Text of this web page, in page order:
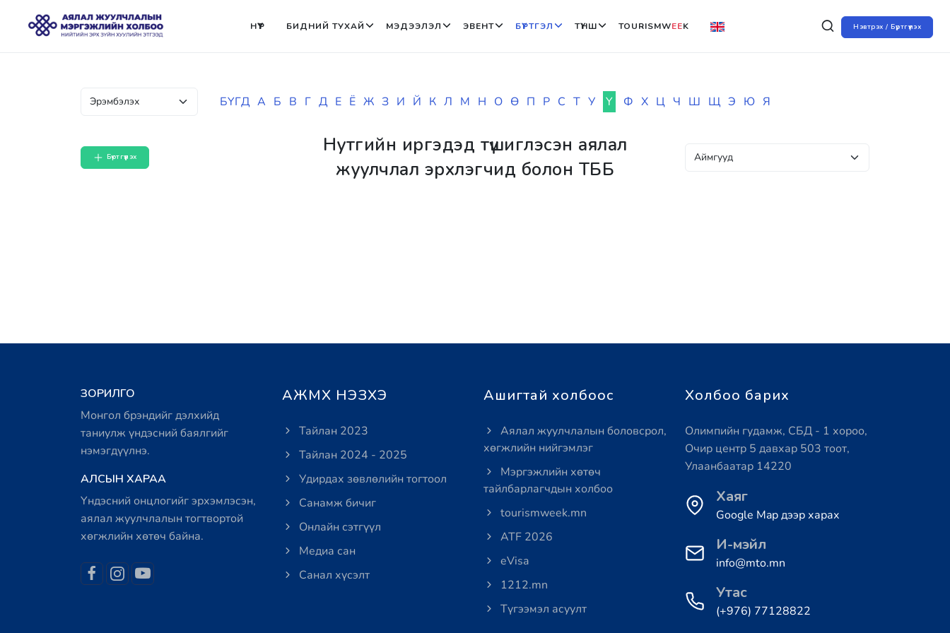
Нэвтрэх / Бүртгүүлэх
НҮҮР БИДНИЙ ТУХАЙ МЭДЭЭЛЭЛ ЭВЕНТ БҮРТГЭЛ ТҮНШ TOURISMWEEK
БҮГД А Б В Г Д Е Ё Ж З И Й К Л М Н О Ө П Р С Т У Ү Ф Х Ц Ч Ш Щ Э Ю Я
Бүртгүүлэх
Нутгийн иргэдэд түшиглэсэн аялал
жуулчлал эрхлэгчид болон ТББ
ЗОРИЛГО
Монгол брэндийг дэлхийд
таниулж үндэсний баялгийг
нэмэгдүүлнэ.
АЛСЫН ХАРАА
Үндэсний онцлогийг эрхэмлэсэн,
аялал жуулчлалын тогтвортой
хөгжлийн хөтөч байна.
АЖМХ НЭЗХЭ
Тайлан 2023
Тайлан 2024 - 2025
Удирдах зөвлөлийн тогтоол
Санамж бичиг
Онлайн сэтгүүл
Медиа сан
Санал хүсэлт
Ашигтай холбоос
Аялал жуулчлалын боловсрол,
хөгжлийн нийгэмлэг
Мэргэжлийн хөтөч
тайлбарлагчдын холбоо
tourismweek.mn
ATF 2026
eVisa
1212.mn
Түгээмэл асуулт
Холбоо барих
Олимпийн гудамж, СБД - 1 хороо,
Очир центр 5 давхар 503 тоот,
Улаанбаатар 14220
Хаяг
Google Map дээр харах
И-мэйл
info@mto.mn
Утас
(+976) 77128822